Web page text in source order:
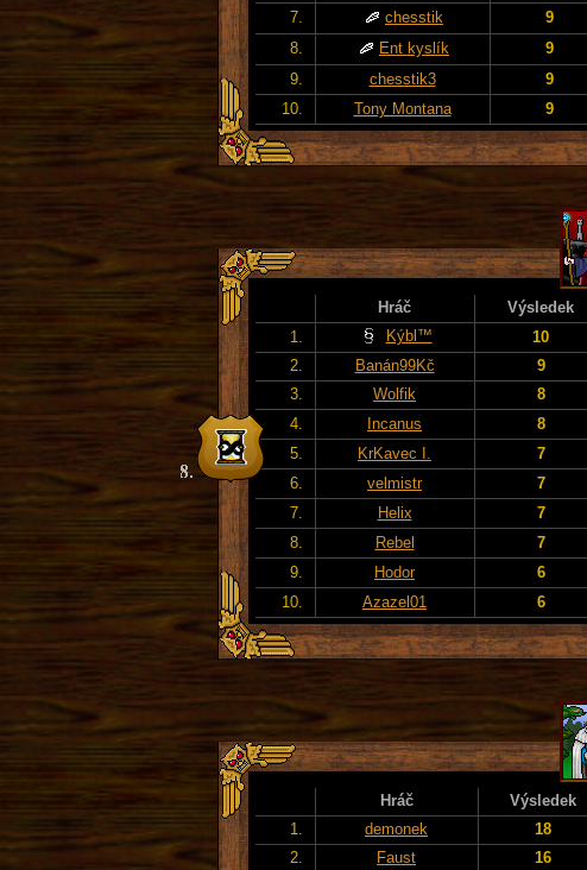
7.
chesstik 9
8.
Ent kyslík 9
9.
chesstik3 9
10.
Tony Montana 9
Hráč Výsledek
1.
Kýbl™ 10
2.
Banán99Kč 9
3.
Wolfik 8
4.
Incanus 8
5.
KrKavec I. 7
6.
velmistr 7
7.
Helix 7
8.
Rebel 7
9.
Hodor 6
10.
Azazel01 6
Hráč Výsledek
1.
demonek 18
2.
Faust 16